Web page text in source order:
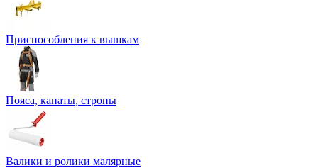
Приспособления к вышкам
Пояса, канаты, стропы
Валики и ролики малярные